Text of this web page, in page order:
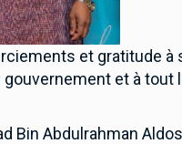
et gratitude
gouvernement et à
Bin Abdulrahman